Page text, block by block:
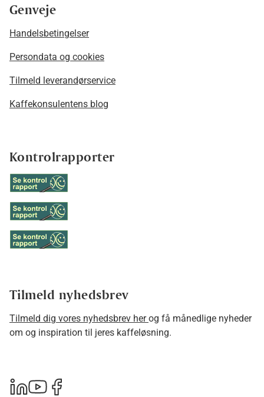
Genveje
Handelsbetingelser
Persondata og cookies
Tilmeld leverandørservice
Kaffekonsulentens blog
Kontrolrapporter
Tilmeld nyhedsbrev
Tilmeld dig vores nyhedsbrev herog få månedlige nyheder
om og inspiration til jeres kaffeløsning.